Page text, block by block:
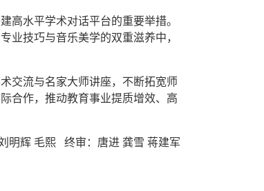
高水平学术对话平台的重要举措。
业技巧与音乐美学的双重滋养中，
交流与名家大师讲座，不断拓宽师
合作，推动教育事业提质增效、高
明辉 毛熙 终审：唐进 龚雪 蒋建军